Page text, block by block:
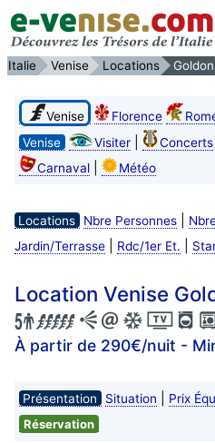
Italie Venise Locations
Venise Florence
Venise
Visiter| Concerts
Carnaval| Météo
Locations Nbre Personnes|
Jardin/Terrasse| Rdc/1er Et.
Location Venise
À partir de 290€/nuit -
Présentation Situation Prix
Réservation